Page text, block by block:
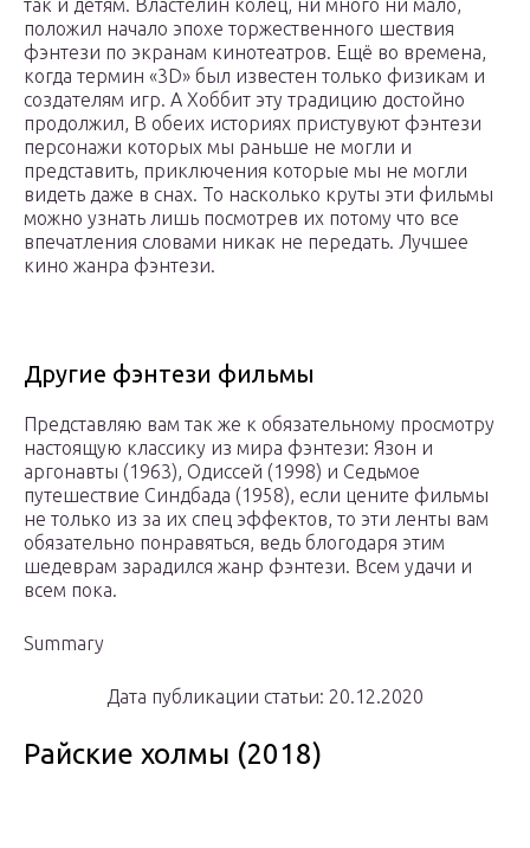
так и детям. Властелин колец, ни много ни мало,
положил начало эпохе торжественного шествия
фэнтези по экранам кинотеатров. Ещё во времена,
когда термин «3D» был известен только физикам и
создателям игр. А Хоббит эту традицию достойно
продолжил, В обеих историях пристувуют фэнтези
персонажи которых мы раньше не могли и
представить, приключения которые мы не могли
видеть даже в снах. То насколько круты эти фильмы
можно узнать лишь посмотрев их потому что все
впечатления словами никак не передать. Лучшее
кино жанра фэнтези.
Другие фэнтези фильмы
Представляю вам так же к обязательному просмотру
настоящую классику из мира фэнтези: Язон и
аргонавты (1963), Одиссей (1998) и Седьмое
путешествие Синдбада (1958), если цените фильмы
не только из за их спец эффектов, то эти ленты вам
обязательно понравяться, ведь блогодаря этим
шедеврам зарадился жанр фэнтези. Всем удачи и
всем пока.
Summary
Дата публикации статьи: 20.12.2020
Райские холмы (2018)